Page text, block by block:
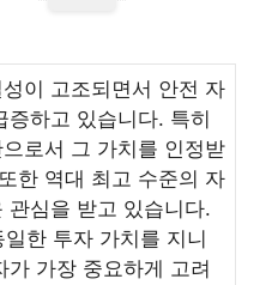
이 고조되면서 안전 자
하고 있습니다. 특히
로서 그 가치를 인정받
한 역대 최고 수준의 자
관심을 받고 있습니다.
한 투자 가치를 지니
가장 중요하게 고려